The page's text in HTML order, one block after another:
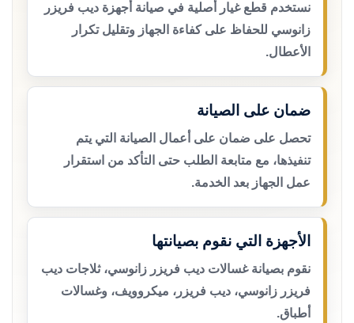
نستخدم قطع غيار أصلية في صيانة أجهزة ديب فريزر
زانوسي للحفاظ على كفاءة الجهاز وتقليل تكرار
الأعطال.
ضمان على الصيانة
تحصل على ضمان على أعمال الصيانة التي يتم
تنفيذها، مع متابعة الطلب حتى التأكد من استقرار
عمل الجهاز بعد الخدمة.
الأجهزة التي نقوم بصيانتها
نقوم بصيانة غسالات ديب فريزر زانوسي، ثلاجات ديب
فريزر زانوسي، ديب فريزر، ميكروويف، وغسالات
أطباق.